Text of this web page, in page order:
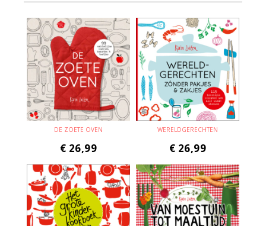
DE ZOETE OVEN
€ 26,99
WERELDGERECHTEN
€ 26,99